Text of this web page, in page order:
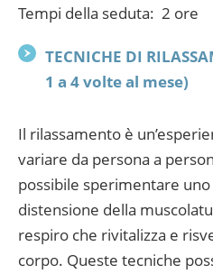
Tempi della seduta: 2 ore
TECNICHE DI
1 a 4 volte al mese)
Il rilassamento è
variare da persona a
possibile sperimentare
distensione della
respiro che rivitalizza e
corpo. Queste tecniche